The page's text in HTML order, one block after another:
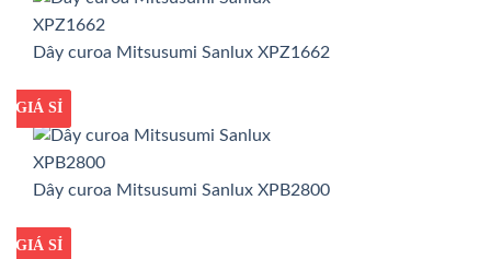
Dây curoa Mitsusumi Sanlux XPZ1662
GIÁ TỐT
GIÁ SỈ
Dây curoa Mitsusumi Sanlux XPB2800
GIÁ TỐT
GIÁ SỈ